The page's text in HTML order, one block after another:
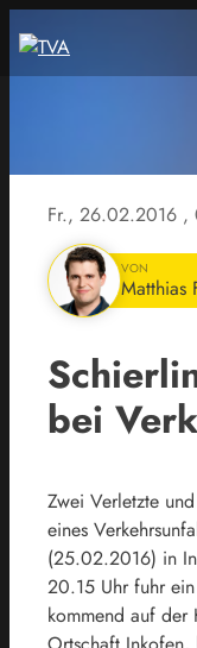
Fr., 26.02.2016 ,
VON
Matthias
bei
Zwei Verletzte
eines
(25.02.2016) in
20.15 Uhr fuhr
kommend auf der